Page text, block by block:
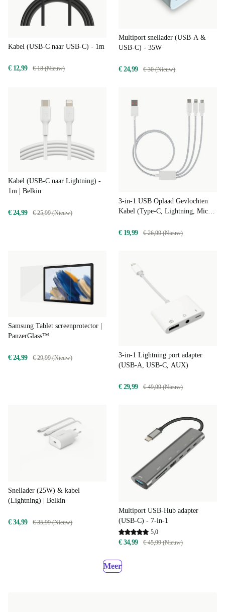
Kabel (USB-C naar USB-C) - 1m
€ 12,99 € 18 (Nieuw)
Multiport snellader (USB-A &
USB-C) - 35W
€ 24,99 € 30 (Nieuw)
Kabel (USB-C naar Lightning) -
1m | Belkin
€ 24,99 € 25,99 (Nieuw)
3-in-1 USB Oplaad Gevlochten
Kabel (Type-C, Lightning, Micro)
€ 19,99
€ 26,99 (Nieuw)
Samsung Tablet screenprotector |
PanzerGlass™
€ 24,99 € 29,99 (Nieuw)
3-in-1 Lightning port adapter
(USB-A, USB-C, AUX)
€ 29,99 € 49,99 (Nieuw)
Snellader (25W) & kabel
(Lightning) | Belkin
€ 34,99 € 35,99 (Nieuw)
Multiport USB-Hub adapter
(USB-C) - 7-in-1
5,0
€ 34,99 € 45,99 (Nieuw)
Meer